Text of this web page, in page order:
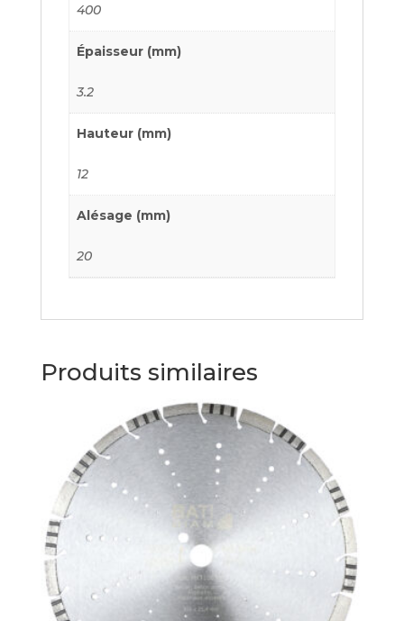
400
Épaisseur (mm)
3.2
Hauteur (mm)
12
Alésage (mm)
20
Produits similaires